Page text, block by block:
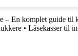
– En komplet guide til
• Låsekasser til